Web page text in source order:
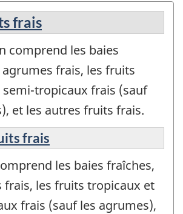
frais
comprend les baies
frais, les fruits
tropicaux frais (sauf
et les autres fruits frais.
frais
les baies fraîches,
frais, les fruits tropicaux et
frais (sauf les agrumes),